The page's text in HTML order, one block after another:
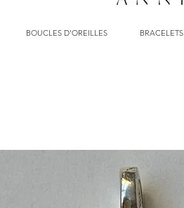
BOUCLES D'OREILLES BRACELETS